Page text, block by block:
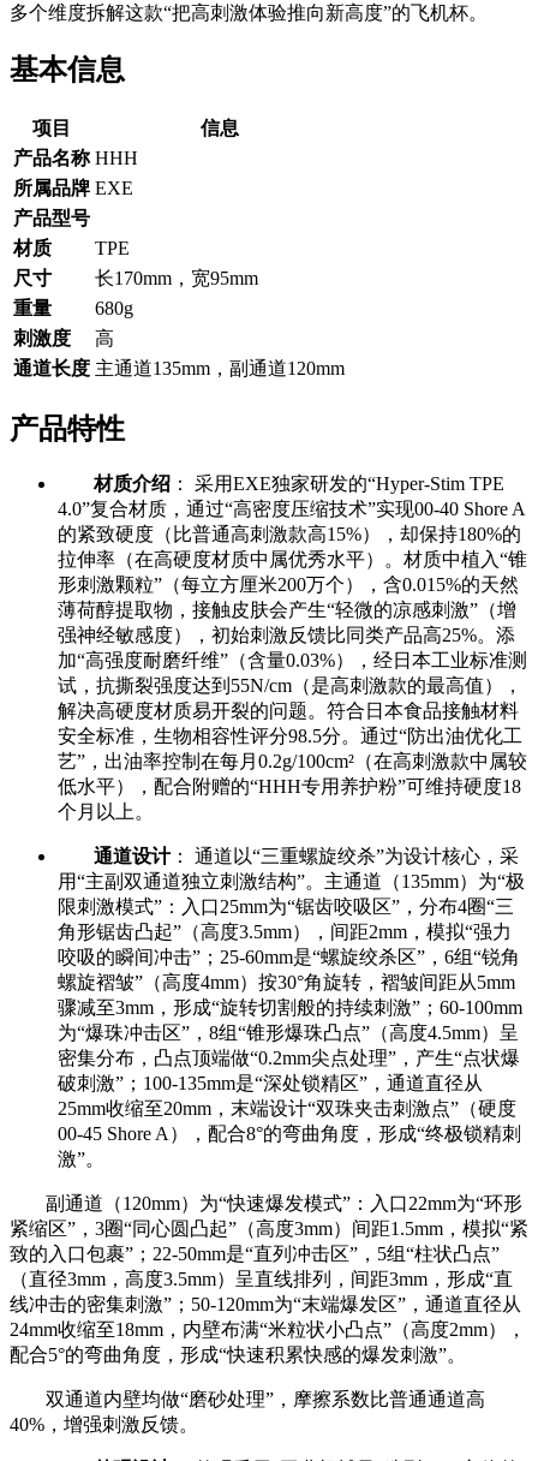
多个维度拆解这款“把高刺激体验推向新高度”的飞机杯。
基本信息
项目
信息
产品名称 HHH
所属品牌 EXE
产品型号
材质
TPE
尺寸
长170mm，宽95mm
重量
680g
刺激度
高
通道长度 主通道135mm，副通道120mm
产品特性
材质介绍 ： 采用EXE独家研发的“Hyper-Stim TPE
4.0”复合材质，通过“高密度压缩技术”实现00-40 Shore A
的紧致硬度（比普通高刺激款高15%），却保持180%的
拉伸率（在高硬度材质中属优秀水平）。材质中植入“锥
形刺激颗粒”（每立方厘米200万个），含0.015%的天然
薄荷醇提取物，接触皮肤会产生“轻微的凉感刺激”（增
强神经敏感度），初始刺激反馈比同类产品高25%。添
加“高强度耐磨纤维”（含量0.03%），经日本工业标准测
试，抗撕裂强度达到55N/cm（是高刺激款的最高值），
解决高硬度材质易开裂的问题。符合日本食品接触材料
安全标准，生物相容性评分98.5分。通过“防出油优化工
艺”，出油率控制在每月0.2g/100cm²（在高刺激款中属较
低水平），配合附赠的“HHH专用养护粉”可维持硬度18
个月以上。
通道设计： 通道以“三重螺旋绞杀”为设计核心，采
用“主副双通道独立刺激结构”。主通道（135mm）为“极
限刺激模式”：入口25mm为“锯齿咬吸区”，分布4圈“三
角形锯齿凸起”（高度3.5mm），间距2mm，模拟“强力
咬吸的瞬间冲击”；25-60mm是“螺旋绞杀区”，6组“锐角
螺旋褶皱”（高度4mm）按30°角旋转，褶皱间距从5mm
骤减至3mm，形成“旋转切割般的持续刺激”；60-100mm
为“爆珠冲击区”，8组“锥形爆珠凸点”（高度4.5mm）呈
密集分布，凸点顶端做“0.2mm尖点处理”，产生“点状爆
破刺激”；100-135mm是“深处锁精区”，通道直径从
25mm收缩至20mm，末端设计“双珠夹击刺激点”（硬度
00-45 Shore A），配合8°的弯曲角度，形成“终极锁精刺
激”。
副通道（120mm）为“快速爆发模式”：入口22mm为“环形
紧缩区”，3圈“同心圆凸起”（高度3mm）间距1.5mm，模拟“紧
致的入口包裹”；22-50mm是“直列冲击区”，5组“柱状凸点”
（直径3mm，高度3.5mm）呈直线排列，间距3mm，形成“直
线冲击的密集刺激”；50-120mm为“末端爆发区”，通道直径从
24mm收缩至18mm，内壁布满“米粒状小凸点”（高度2mm），
配合5°的弯曲角度，形成“快速积累快感的爆发刺激”。
双通道内壁均做“磨砂处理”，摩擦系数比普通通道高
40%，增强刺激反馈。